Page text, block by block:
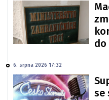
do
6. srpna 2026 17:32
se